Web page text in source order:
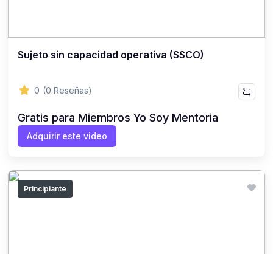
Sujeto sin capacidad operativa (SSCO)
0 (0 Reseñas)
Gratis para Miembros Yo Soy Mentoria
Adquirir este video
Principiante